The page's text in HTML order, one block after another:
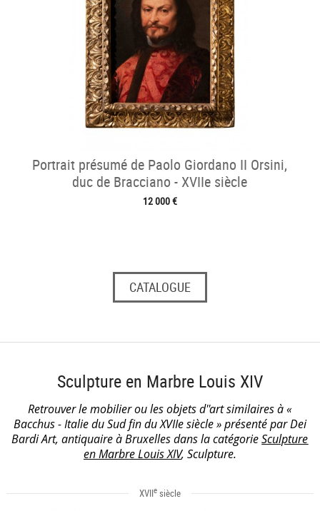
Portrait présumé de Paolo Giordano II Orsini,
duc de Bracciano - XVIIe siècle
12 000 €
CATALOGUE
Sculpture en Marbre Louis XIV
Retrouver le mobilier ou les objets d''art similaires à «
Bacchus - Italie du Sud fin du XVIIe siècle » présenté par Dei
Bardi Art, antiquaire à Bruxelles dans la catégorieSculpture
en Marbre Louis XIV, Sculpture.
XVIIesiècle